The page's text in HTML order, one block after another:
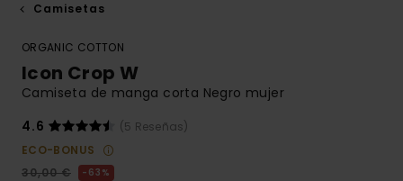
Camisetas
ORGANIC COTTON
Icon Crop W
Camiseta de manga corta Negro mujer
4.6
(5 Reseñas)
ECO-BONUS
30,00 €
63%